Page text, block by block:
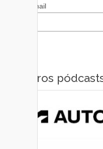
Email
Otros